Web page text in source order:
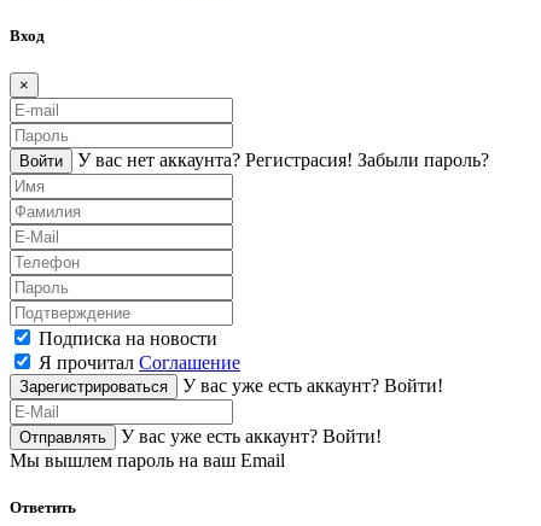
Вход
×
Войти У вас нет аккаунта? Регистраcия! Забыли пароль?
Подписка на новости
Я прочитал Соглашение
Зарегистрироваться У вас уже есть аккаунт? Войти!
Отправлять У вас уже есть аккаунт? Войти!
Мы вышлем пароль на ваш Email
Ответить